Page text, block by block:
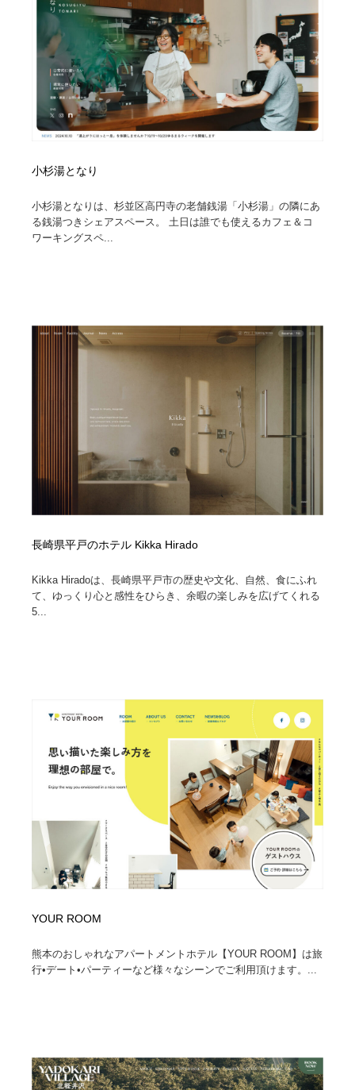
小杉湯となり
小杉湯となりは、杉並区高円寺の老舗銭湯「小杉湯」の隣にあ
る銭湯つきシェアスペース。 土日は誰でも使えるカフェ＆コ
ワーキングスペ...
長崎県平戸のホテル Kikka Hirado
Kikka Hiradoは、長崎県平戸市の歴史や文化、自然、食にふれ
て、ゆっくり心と感性をひらき、余暇の楽しみを広げてくれる
5...
YOUR ROOM
熊本のおしゃれなアパートメントホテル【YOUR ROOM】は旅
行•デート•パーティーなど様々なシーンでご利用頂けます。...